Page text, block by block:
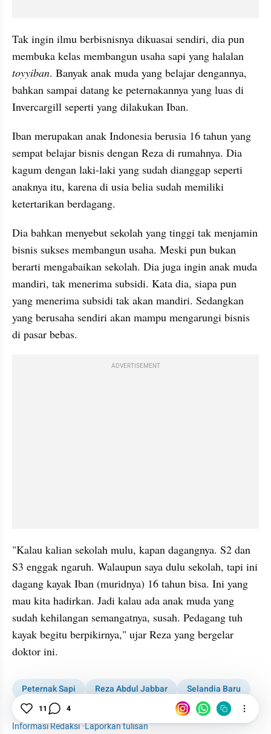
Tak ingin ilmu berbisnisnya dikuasai sendiri, dia pun
membuka kelas membangun usaha sapi yang halalan
toyyiban. Banyak anak muda yang belajar dengannya,
bahkan sampai datang ke peternakannya
Invercargill seperti yang dilakukan Iban.
Iban merupakan anak Indonesia berusia 16 tahun yang
sempat belajar bisnis dengan Reza di rumahnya. Dia
kagum dengan laki-laki yang sudah dianggap seperti
anaknya itu, karena di usia belia sudah memiliki
ketertarikan berdagang.
Dia bahkan menyebut sekolah yang tinggi tak menjamin
bisnis sukses membangun usaha. Meski pun bukan
berarti mengabaikan sekolah. Dia juga ingin anak muda
mandiri, tak menerima subsidi. Kata dia, siapa pun
yang menerima subsidi tak akan mandiri. Sedangkan
yang berusaha sendiri akan mampu mengarungi bisnis
di pasar bebas.
ADVERTISEMENT
"Kalau kalian sekolah mulu, kapan dagangnya. S2 dan
S3 enggak ngaruh. Walaupun saya dulu sekolah, tapi ini
dagang kayak Iban (muridnya) 16 tahun bisa. Ini yang
mau kita hadirkan. Jadi kalau ada anak muda yang
sudah kehilangan semangatnya, susah. Pedagang tuh
kayak begitu berpikirnya," ujar Reza yang bergelar
doktor ini.
Peternak Sapi Reza Abdul Jabbar
Selandia Baru
Pengusaha
Informasi Redaksi·Laporkan tulisan
11 4